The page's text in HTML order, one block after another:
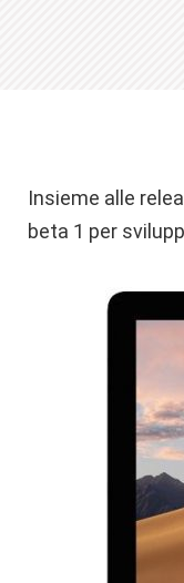
Insieme alle
beta 1 per